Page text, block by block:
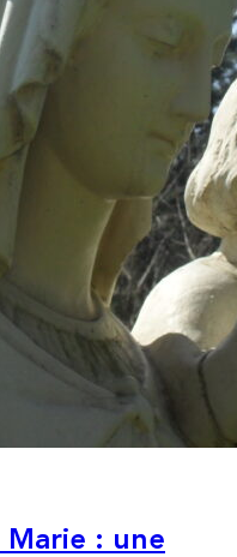
Marie : une